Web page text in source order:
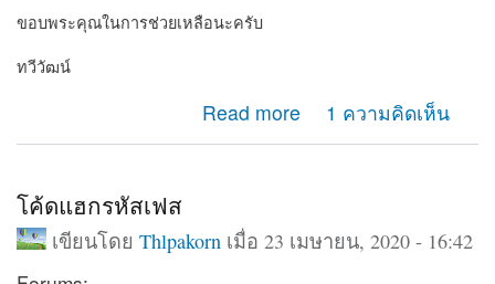
ขอบพระคุณในการช่วยเหลือนะครับ
ทวีวัฒน์
Read more
about อยากรบกวน วิธี export content ครับ1 ความคิดเห็น
โค้ดแฮกรหัสเฟส
เขียนโดย Thlpakornเมื่อ 23 เมษายน, 2020 - 16:42